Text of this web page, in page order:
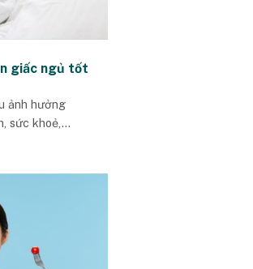
giấc ngủ tốt
ảnh hưởng
sức khoẻ,...